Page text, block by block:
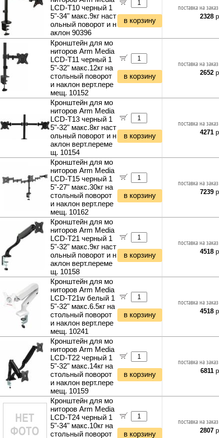
Кабель коаксиальный (бухты)
Кабель сетевой (патч-корды)
Кабель сетевой (бухты)
Кабель телефонный
Кабель силовой (бухты)
Аксессуары для майнинга
Планки и панели портов
Органайзеры для кабелей
Стяжки для кабелей
Кабели и переходники прочие
Автожидкости
Автомасла
Аксессуары для автомобиля
Кусторезы и садовые ножницы
Садовые измельчители
Газонокосилки и триммеры
Культиваторы и мотоблоки
Снегоуборщики и подметальщики
Мотобуры
Отбойные молотки
Вибротехника
Бетономешалки
Садовые инструменты
Наборы инструментов
Хранение инструментов
Удлинители силовые
Фонари и мобильные светильники
Мультитулы и ножи
Инструменты и техника прочее
Светодиодные прожекторы
Фитосветильники и фитолампы
Светильники настольные
Фонари и мобильные светильники
Ночники и декоративные светильники
Гирлянды и гибкий неон
LCD-T10 черный 1
5"-34" макс.9кг наст
ольный поворот и н
аклон 90396
в корзину
поставка на
2328
Кронштейн для мо
ниторов Arm Media
LCD-T11 черный 1
5"-32" макс.12кг на
стольный поворот
и наклон верт.пере
мещ. 10152
в корзину
поставка на
2652
Кронштейн для мо
ниторов Arm Media
LCD-T13 черный 1
5"-32" макс.8кг наст
ольный поворот и н
аклон верт.переме
щ. 10154
в корзину
поставка на
4271
Кронштейн для мо
ниторов Arm Media
LCD-T15 черный 1
5"-27" макс.30кг на
стольный поворот
и наклон верт.пере
мещ. 10162
в корзину
поставка на
7239
Кронштейн для мо
ниторов Arm Media
LCD-T21 черный 1
5"-32" макс.9кг наст
ольный поворот и н
аклон верт.переме
щ. 10158
в корзину
поставка на
4518
Кронштейн для мо
ниторов Arm Media
LCD-T21w белый 1
5"-32" макс.6.5кг на
стольный поворот
и наклон верт.пере
мещ. 10241
в корзину
поставка на
4518
Кронштейн для мо
ниторов Arm Media
LCD-T22 черный 1
5"-32" макс.14кг на
стольный поворот
и наклон верт.пере
мещ. 10159
в корзину
поставка на
6811
Кронштейн для мо
ниторов Arm Media
LCD-T24 черный 1
5"-34" макс.10кг на
стольный поворот
в корзину
поставка на
2807